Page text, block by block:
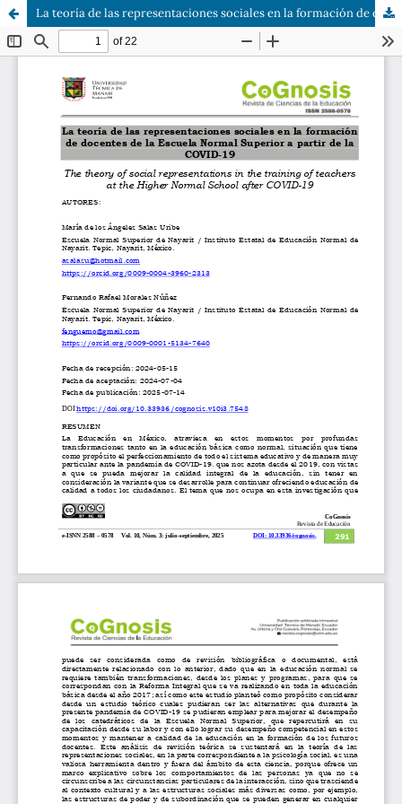
La teoría de las representaciones sociales en la formación de docentes de la Escuela Normal Superior a partir de la COVID-19